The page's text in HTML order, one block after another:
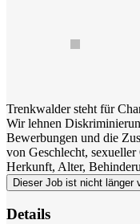
Trenkwalder steht für
Wir lehnen
Bewerbungen und die
von Geschlecht,
Herkunft, Alter,
Dieser Job ist nicht länger
Details